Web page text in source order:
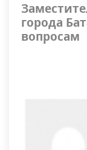
города
вопросам